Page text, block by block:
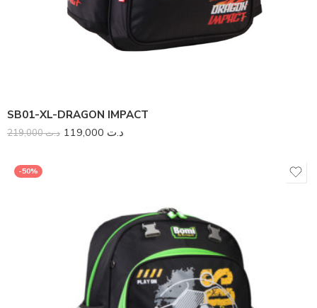
SB01-XL-DRAGON IMPACT
د.ت219,000 د.ت
-50%